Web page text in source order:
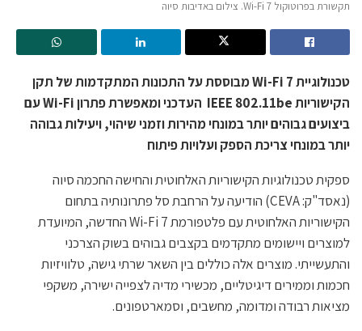
תקשורת בפרוטוקול Wi-Fi 7. צילום באדיבות סיוה
טכנולוגיית Wi-Fi 7 מבוססת על התכונות המתקדמות של תקן
הקישוריות IEEE 802.11be העדכני ומאפשרת פתרון Wi-Fi עם
ביצועים גבוהים יותר במונחי מהירות וזמני שיהוי, ויעילות גבוהה
יותר במונחי צריכת הספק ועלויות פיתוח
ספקית טכנולוגיות הקישוריות האלחוטית והחישה החכמה סיוה
(נאסד"ק: CEVA) הודיעה על הרחבת סל פתרונותיה בתחום
הקישוריות האלחוטית עם פלטפורמת Wi-Fi 7 החדשה, המיועדת
למוצרים ויישומים מתקדמים בקצבים גבוהים בשוק הצרכני
והתעשייתי. מוצרים אלה כוללים בין השאר שרתי גישה, טלוויזיות
חכמות וממירים דיגיטליים, מכשירי מדיה לצפייה ישירה, משקפי
מציאות רבודה ומדומה, מחשבים, וסמארטפונים.